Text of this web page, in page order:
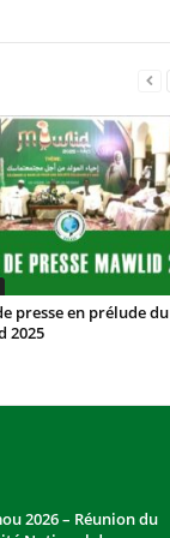
presse en prélude du
2025
2026 – Réunion du